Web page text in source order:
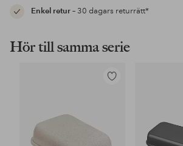
Enkel retur– 30 dagars returrätt*
Hör till samma serie
Lägg